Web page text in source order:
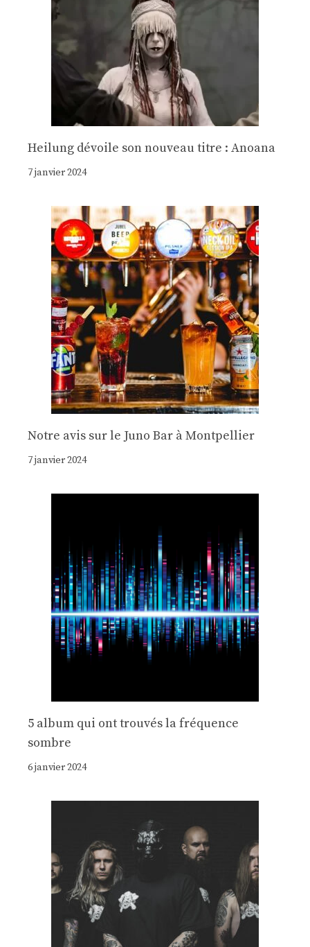
Heilung dévoile son nouveau titre : Anoana
7 janvier 2024
Notre avis sur le Juno Bar à Montpellier
7 janvier 2024
5 album qui ont trouvés la fréquence
sombre
6 janvier 2024